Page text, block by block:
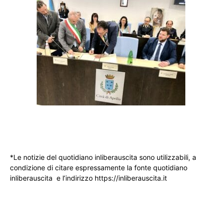
*Le notizie del quotidiano inliberauscita sono utilizzabili, a
condizione di citare espressamente la fonte quotidiano
inliberauscita e l’indirizzo https://inliberauscita.it